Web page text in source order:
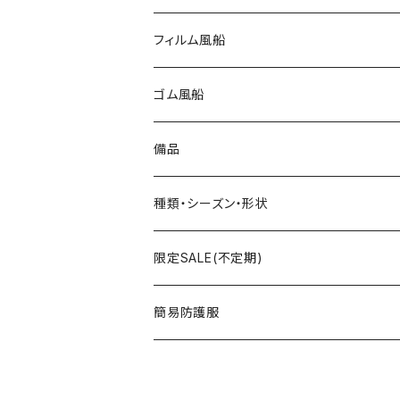
フィルム風船
大きな風船
組立3Dバルーン
文字数字バルーン
おはなバルーン
ODDバルーン
ゴム風船
プリント有り
プリント無し
セット・キット商品
備品
備品
スティック
ポンプ
クリップ
種類・シーズン・形状
おえかき
どうぶつ
限定SALE(不定期)
フィルム風船
簡易防護服